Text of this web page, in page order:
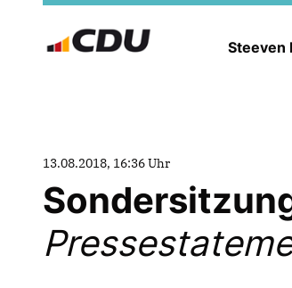
Steeven
13.08.2018, 16:36 Uhr